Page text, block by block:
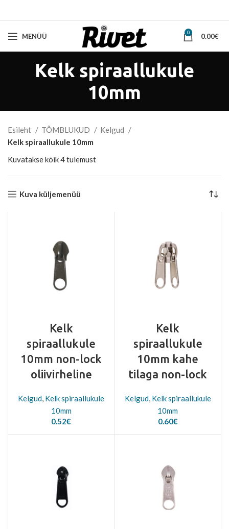
MENÜÜ 0 0.00€
Kelk spiraallukule
10mm
Esileht TÕMBLUKUD
Kelgud
Kelk spiraallukule 10mm
Kuvatakse kõik 4 tulemustSorted
Kuva küljemenüü
Kelk
spiraallukule
10mm non-lock
oliivirheline
Kelgud Kelk spiraallukule
10mm
0.52€
Kelk
spiraallukule
10mm kahe
tilaga non-lock
Kelgud, Kelk spiraallukule
10mm
0.60€